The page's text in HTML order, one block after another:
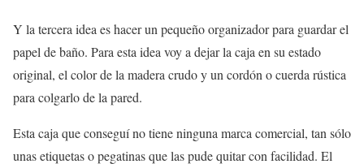
Y la tercera idea es hacer un pequeño organizador para guardar el
papel de baño. Para esta idea voy a dejar la caja en su estado
original, el color de la madera crudo y un cordón o cuerda rústica
para colgarlo de la pared.
Esta caja que conseguí no tiene ninguna marca comercial, tan sólo
unas etiquetas o pegatinas que las pude quitar con facilidad. El